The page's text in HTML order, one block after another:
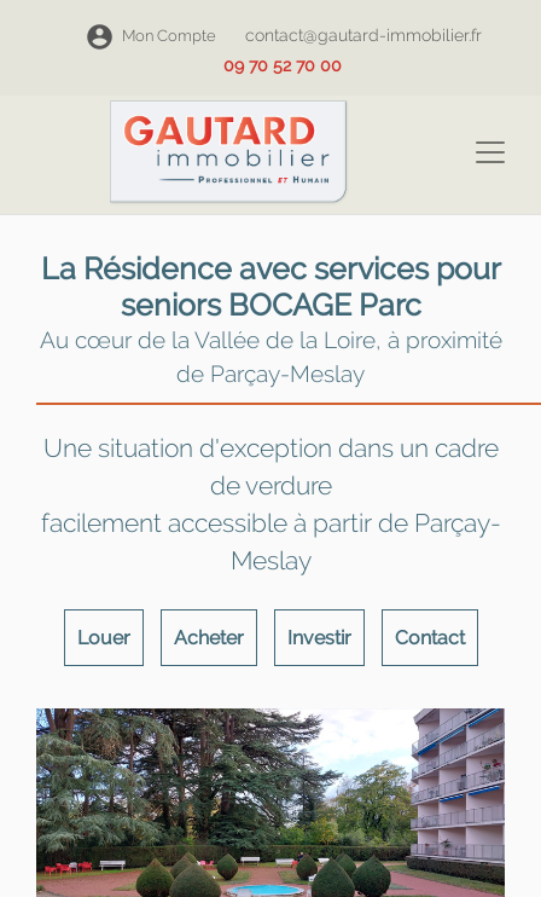
Mon Compte
contact@gautard-immobilier.fr
09 70 52 70 00
La Résidence avec services pour
seniors BOCAGE Parc
Au cœur de la Vallée de la Loire, à proximité
de Parçay-Meslay
Une situation d'exception dans un cadre
de verdure
facilement accessible à partir de Parçay-
Meslay
Louer Acheter Investir Contact